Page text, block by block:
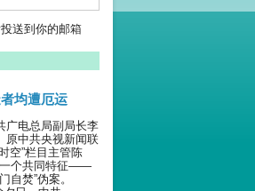
送到你的邮箱
均遭厄运
广电总局副局长李
原中共央视新闻联
空”栏目主管陈
一个共同特征——
自焚”伪案。